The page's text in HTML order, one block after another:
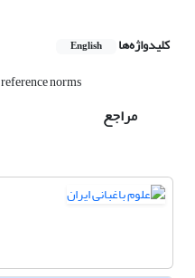
کلیدواژه‌ها English
reference norms
مراجع